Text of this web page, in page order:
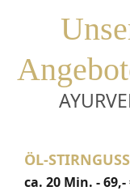
ÖL-
ca. 20 Min. - 69,-